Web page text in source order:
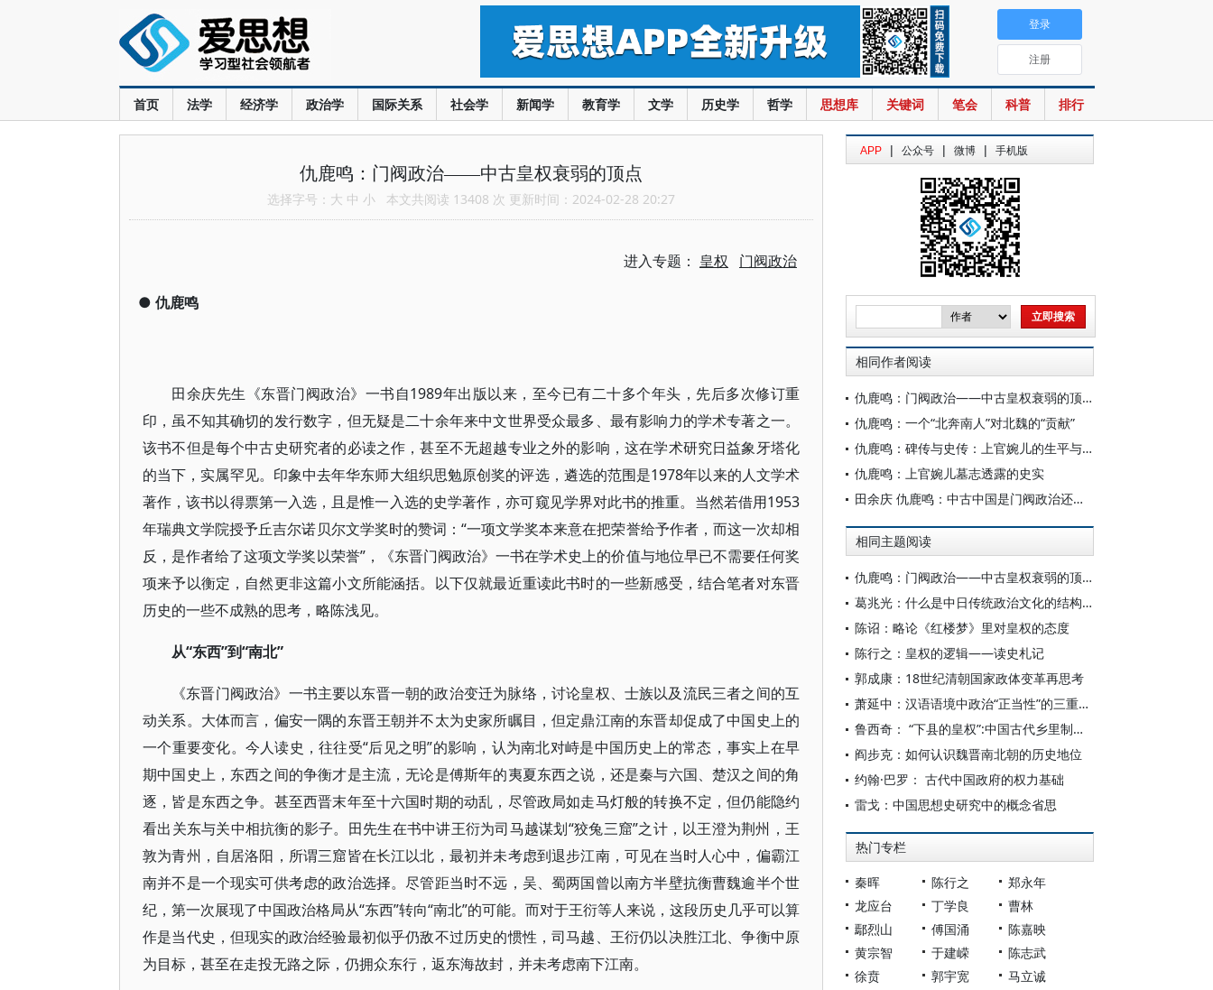
首页 法学 经济学 政治学 国际关系 社会学 新闻学 教育学 文学 历史学 哲学 思想库 关键词 笔会 科普 排行
登录
注册
仇鹿鸣：门阀政治——中古皇权衰弱的顶点
选择字号： 大 中 小 本文共阅读 13408 次 更新时间：2024-02-28 20:27
进入专题： 皇权 门阀政治
● 仇鹿鸣
田余庆先生《东晋门阀政治》一书自1989年出版以来，至今已有二十多个年头，先后多次修订重
印，虽不知其确切的发行数字，但无疑是二十余年来中文世界受众最多、最有影响力的学术专著之一。
该书不但是每个中古史研究者的必读之作，甚至不无超越专业之外的影响，这在学术研究日益象牙塔化
的当下，实属罕见。印象中去年华东师大组织思勉原创奖的评选，遴选的范围是1978年以来的人文学术
著作，该书以得票第一入选，且是惟一入选的史学著作，亦可窥见学界对此书的推重。当然若借用1953
年瑞典文学院授予丘吉尔诺贝尔文学奖时的赞词：“一项文学奖本来意在把荣誉给予作者，而这一次却相
反，是作者给了这项文学奖以荣誉”，《东晋门阀政治》一书在学术史上的价值与地位早已不需要任何奖
项来予以衡定，自然更非这篇小文所能涵括。以下仅就最近重读此书时的一些新感受，结合笔者对东晋
历史的一些不成熟的思考，略陈浅见。
从“东西”到“南北”
《东晋门阀政治》一书主要以东晋一朝的政治变迁为脉络，讨论皇权、士族以及流民三者之间的互
动关系。大体而言，偏安一隅的东晋王朝并不太为史家所瞩目，但定鼎江南的东晋却促成了中国史上的
一个重要变化。今人读史，往往受“后见之明”的影响，认为南北对峙是中国历史上的常态，事实上在早
期中国史上，东西之间的争衡才是主流，无论是傅斯年的夷夏东西之说，还是秦与六国、楚汉之间的角
逐，皆是东西之争。甚至西晋末年至十六国时期的动乱，尽管政局如走马灯般的转换不定，但仍能隐约
看出关东与关中相抗衡的影子。田先生在书中讲王衍为司马越谋划“狡兔三窟”之计，以王澄为荆州，王
敦为青州，自居洛阳，所谓三窟皆在长江以北，最初并未考虑到退步江南，可见在当时人心中，偏霸江
南并不是一个现实可供考虑的政治选择。尽管距当时不远，吴、蜀两国曾以南方半壁抗衡曹魏逾半个世
纪，第一次展现了中国政治格局从“东西”转向“南北”的可能。而对于王衍等人来说，这段历史几乎可以算
作是当代史，但现实的政治经验最初似乎仍敌不过历史的惯性，司马越、王衍仍以决胜江北、争衡中原
为目标，甚至在走投无路之际，仍拥众东行，返东海故封，并未考虑南下江南。
APP | 公众号 | 微博 | 手机版
相同作者阅读
仇鹿鸣：门阀政治——中古皇权衰弱的顶点
仇鹿鸣：一个“北奔南人”对北魏的“贡献”
仇鹿鸣：碑传与史传：上官婉儿的生平与形象
仇鹿鸣：上官婉儿墓志透露的史实
田余庆 仇鹿鸣：中古中国是门阀政治还是士族政治？
相同主题阅读
仇鹿鸣：门阀政治——中古皇权衰弱的顶点
葛兆光：什么是中日传统政治文化的结构性差异?
陈诏：略论《红楼梦》里对皇权的态度
陈行之：皇权的逻辑——读史札记
郭成康：18世纪清朝国家政体变革再思考
萧延中：汉语语境中政治“正当性”的三重要素（上）
鲁西奇： “下县的皇权”:中国古代乡里制度及其实质
阎步克：如何认识魏晋南北朝的历史地位
约翰·巴罗： 古代中国政府的权力基础
雷戈：中国思想史研究中的概念省思
热门专栏
秦晖 陈行之
郑永年
龙应台
丁学良
曹林
鄢烈山
傅国涌
陈嘉映
黄宗智
于建嵘
陈志武
徐贲
郭宇宽
马立诚